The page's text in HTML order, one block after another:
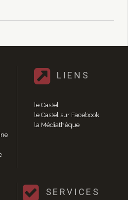
LIENS
le Castel
le Castel sur Facebook
la Médiathèque
SERVICES